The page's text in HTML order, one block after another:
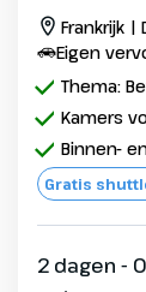
Frankrijk |
Eigen
Thema:
Kamers
Binnen-
Gratis
2 dagen -